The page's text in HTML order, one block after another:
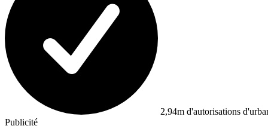
2,94m d'autorisations
Publicité